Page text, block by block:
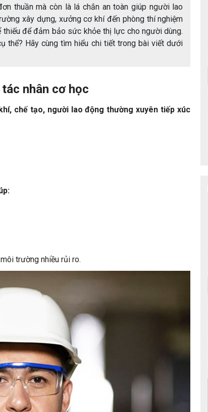
thuần mà còn là lá chắn an toàn giúp người lao
xây dựng, xưởng cơ khí đến phòng thí nghiệm
thiếu để đảm bảo sức khỏe thị lực cho người dùng.
thể? Hãy cùng tìm hiểu chi tiết trong bài viết dưới
nhân cơ học
chế tạo, người lao động thường xuyên tiếp xúc
trường nhiều rủi ro.